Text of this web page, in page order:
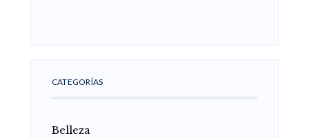
CATEGORÍAS
Belleza